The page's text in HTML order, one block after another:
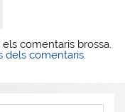
comentaris brossa.
dels comentaris.